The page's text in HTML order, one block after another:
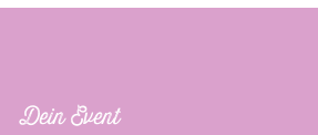
Dein Event